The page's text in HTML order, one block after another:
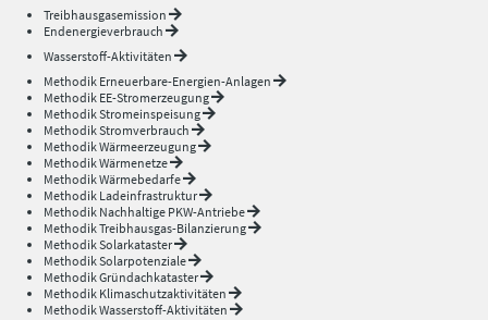
Treibhausgasemission
Endenergieverbrauch
Wasserstoff-Aktivitäten
Methodik Erneuerbare-Energien-Anlagen
Methodik EE-Stromerzeugung
Methodik Stromeinspeisung
Methodik Stromverbrauch
Methodik Wärmeerzeugung
Methodik Wärmenetze
Methodik Wärmebedarfe
Methodik Ladeinfrastruktur
Methodik Nachhaltige PKW-Antriebe
Methodik Treibhausgas-Bilanzierung
Methodik Solarkataster
Methodik Solarpotenziale
Methodik Gründachkataster
Methodik Klimaschutzaktivitäten
Methodik Wasserstoff-Aktivitäten